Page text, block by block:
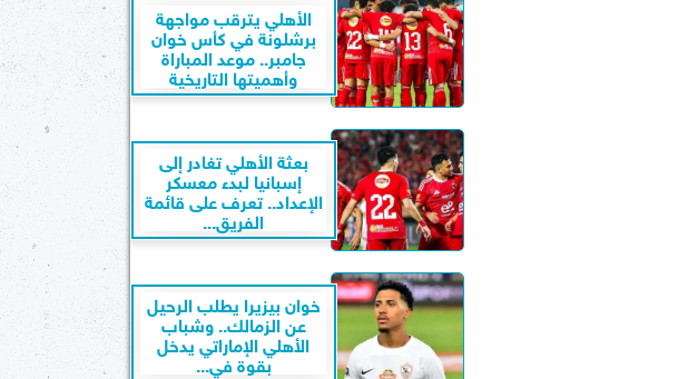
الأهلي يترقب مواجهة
برشلونة في كأس خوان
جامبر.. موعد المباراة
وأهميتها التاريخية
بعثة الأهلي تغادر إلى
إسبانيا لبدء معسكر
الإعداد.. تعرف على قائمة
الفريق...
خوان بيزيرا يطلب الرحيل
عن الزمالك.. وشباب
الأهلي الإماراتي يدخل
بقوة في...